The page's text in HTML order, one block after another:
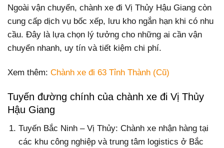
Ngoài vận chuyển, chành xe đi Vị Thủy Hậu Giang còn
cung cấp dịch vụ bốc xếp, lưu kho ngắn hạn khi có nhu
cầu. Đây là lựa chọn lý tưởng cho những ai cần vận
chuyển nhanh, uy tín và tiết kiệm chi phí.
Xem thêm: Chành xe đi 63 Tỉnh Thành (Cũ)
Tuyến đường chính của chành xe đi Vị Thủy
Hậu Giang
Tuyến Bắc Ninh – Vị Thủy: Chành xe nhận hàng tại
các khu công nghiệp và trung tâm logistics ở Bắc